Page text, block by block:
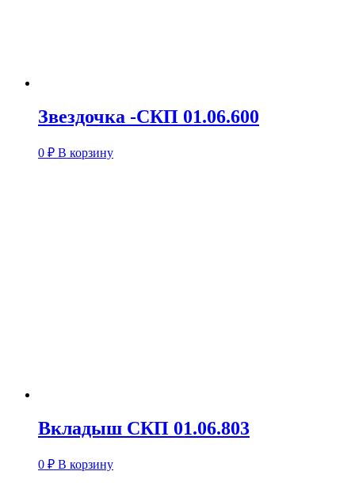
Звездочка -СКП 01.06.600
0 ₽ В корзину
Вкладыш СКП 01.06.803
0 ₽ В корзину